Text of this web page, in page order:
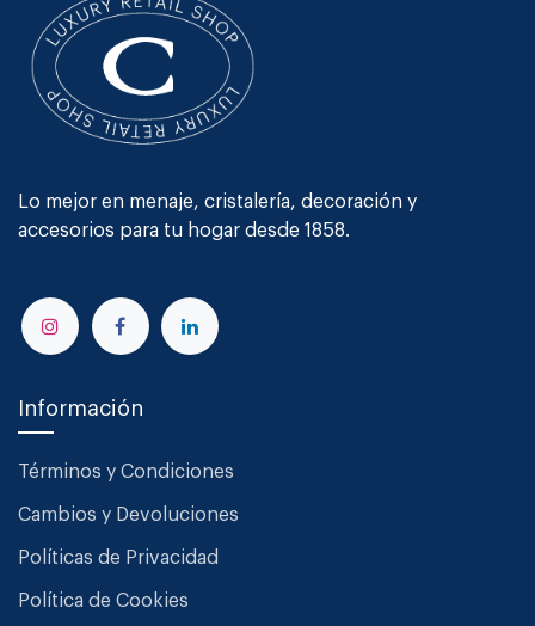
Lo mejor en menaje, cristalería, decoración y
accesorios para tu hogar desde 1858.
Información
Términos y Condiciones
Cambios y Devoluciones
Políticas de Privacidad
Política de Cookies